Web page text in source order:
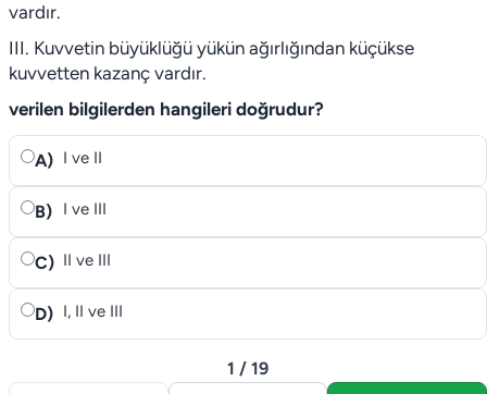
vardır.
III. Kuvvetin büyüklüğü yükün ağırlığından küçükse
kuvvetten kazanç vardır.
verilen bilgilerden hangileri doğrudur?
A) I ve II
B) I ve III
C) II ve III
D) I, II ve III
1 / 19